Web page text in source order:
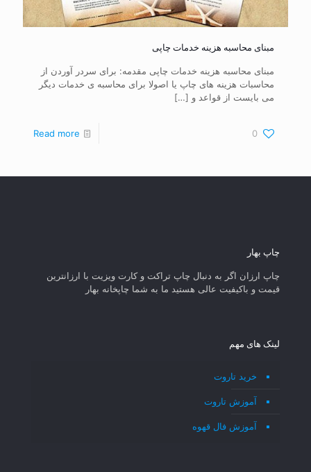
مبنای محاسبه هزینه خدمات چاپی
مبنای محاسبه هزینه خدمات چاپی مقدمه: برای سردر آوردن از
محاسبات هزینه های چاپ یا اصولا برای محاسبه ی خدمات دیگر
می بایست از قواعد و […]
0
Read more
چاپ بهار
چاپ ارزان اگر به دنبال چاپ تراکت و کارت ویزیت با ارزانترین
قیمت و باکیفیت عالی هستید ما به شما چاپخانه بهار
لینک های مهم
خرید تاروت
آموزش تاروت
آموزش فال قهوه